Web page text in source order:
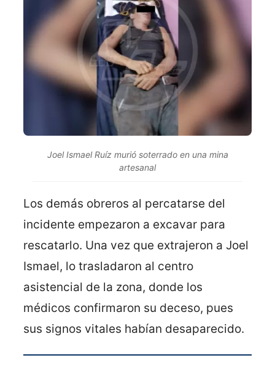
Joel Ismael Ruíz murió soterrado en una mina
artesanal
Los demás obreros al percatarse del
incidente empezaron a excavar para
rescatarlo. Una vez que extrajeron a Joel
Ismael, lo trasladaron al centro
asistencial de la zona, donde los
médicos confirmaron su deceso, pues
sus signos vitales habían desaparecido.